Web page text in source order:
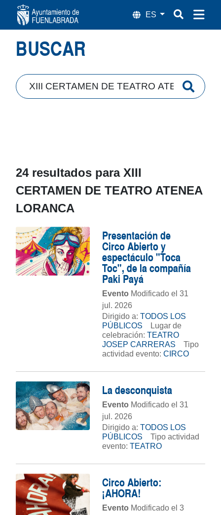
Búsqueda
BUSCAR
24 resultados para XIII
CERTAMEN DE TEATRO ATENEA
LORANCA
Presentación de
Circo Abierto y
espectáculo "Toca
Toc", de la compañía
Paki Payá
Evento Modificado el 31
jul. 2026
Dirigido a: TODOS LOS
PÚBLICOS
Lugar de
celebración: TEATRO
JOSEP CARRERAS
Tipo
actividad evento: CIRCO
La desconquista
Evento Modificado el 31
jul. 2026
Dirigido a: TODOS LOS
PÚBLICOS
Tipo actividad
evento: TEATRO
Circo Abierto:
¡AHORA!
Evento Modificado el 3